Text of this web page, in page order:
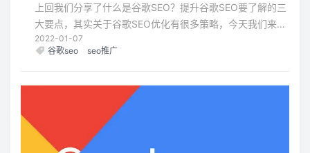
上回我们分享了什么是谷歌SEO？提升谷歌SEO要了解的三
大要点，其实关于谷歌SEO优化有很多策略，今天我们来讲
讲更加全面的谷歌SEO优化策略，其中包含了关键词的研
究、常用的工具、网站架构和代码优化、以及外部链接的拓
2022-01-07
谷歌seo
seo推广